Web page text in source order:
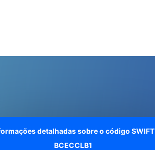
detalhadas sobre o código SWIFT
BCECCLB1